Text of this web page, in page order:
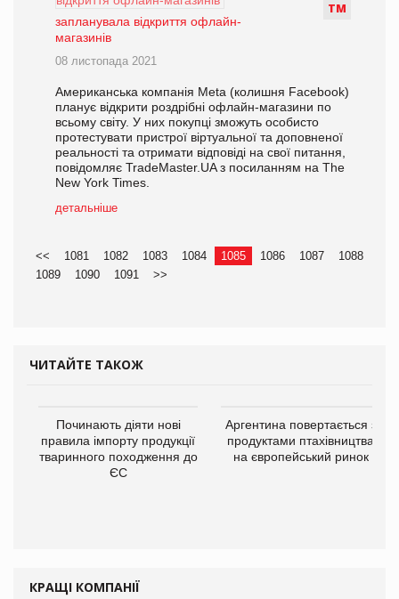
ТМ
запланувала відкриття офлайн-
магазинів
08 листопада 2021
Американська компанія Meta (колишня Facebook)
планує відкрити роздрібні офлайн-магазини по
всьому світу. У них покупці зможуть особисто
протестувати пристрої віртуальної та доповненої
реальності та отримати відповіді на свої питання,
повідомляє TradeMaster.UA з посиланням на The
New York Times.
детальніше
<< 1081 1082 1083 1084 1085 1086 1087
1088
1089
1090 1091 >>
ЧИТАЙТЕ ТАКОЖ
Починають діяти нові
правила імпорту продукції
тваринного походження до
ЄС
Аргентина повертається з
продуктами птахівництва
на європейський ринок
КРАЩІ КОМПАНІЇ